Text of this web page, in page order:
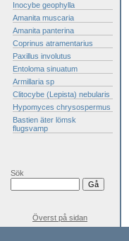
Inocybe geophylla
Amanita muscaria
Amanita panterina
Coprinus atramentarius
Paxillus involutus
Entoloma sinuatum
Armillaria sp
Clitocybe (Lepista) nebularis
Hypomyces chrysospermus
Bastien äter lömsk
flugsvamp
Sök
Överst på sidan